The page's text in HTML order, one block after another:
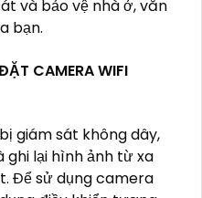
và bảo vệ nhà ở, văn
bạn.
CAMERA WIFI
giám sát không dây,
lại hình ảnh từ xa
Để sử dụng camera